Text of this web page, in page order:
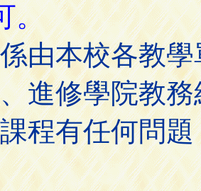
。
由本校各教
進修學院教
程有任何問